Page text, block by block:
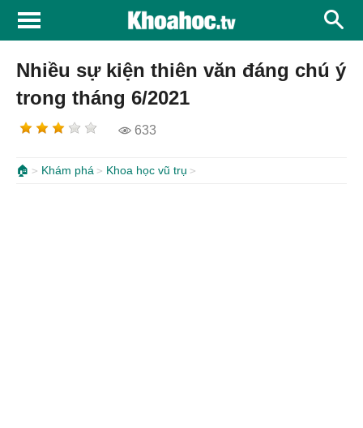
Nhiều sự kiện thiên văn đáng chú ý
trong tháng 6/2021
633
🏠 Khám phá Khoa học vũ trụ